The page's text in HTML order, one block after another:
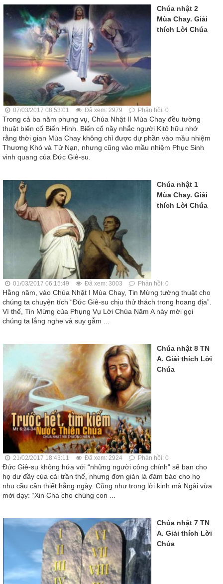
Chúa nhật 2
Mùa Chay. Giải
thích Lời Chúa
07/03/2017 08:53:01 Đã xem: 2979 Phản hồi: 0
Trong cả ba năm phụng vụ, Chúa Nhật II Mùa Chay đều tường
thuật biến cố Biến Hình. Biến cố nầy nhắc người Kitô hữu nhớ
rằng thời gian Mùa Chay không chỉ được dự phần vào mầu nhiệm
Thương Khó và Tử Nạn, nhưng cũng vào mầu nhiệm Phục Sinh
vinh quang của Đức Giê-su.
Chúa nhật 1
Mùa Chay. Giải
thích Lời Chúa
01/03/2017 06:15:49 Đã xem: 3003 Phản hồi: 0
Hằng năm, vào Chúa Nhật I Mùa Chay, Tin Mừng tường thuật cho
chúng ta chuyện tích “Đức Giê-su chịu thử thách trong hoang địa”.
Vì thế, Tin Mừng của Phụng Vụ Lời Chúa Năm A này mời gọi
chúng ta lắng nghe và suy gẫm ...
Chúa nhật 8 TN
A. Giải thích Lời
Chúa
21/02/2017 18:43:11 Đã xem: 2924 Phản hồi: 0
Đức Giê-su không hứa với “những người công chính” sẽ ban cho
họ dư đầy của cải trần thế, nhưng đơn giản là đảm bảo cho họ
nhu cầu cần thiết hằng ngày. Cũng như trong lời kinh mà Ngài vừa
mới dạy: “Xin Cha cho chúng con ...
Chúa nhật 7 TN
A. Giải thích Lời
Chúa